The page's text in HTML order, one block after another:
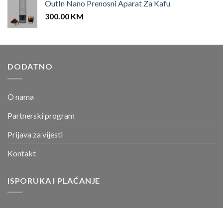
OutIn Nano Prenosni Aparat Za Kafu
300.00 KM
DODATNO
O nama
Partnerski program
Prijava za vijesti
Kontakt
ISPORUKA I PLAĆANJE